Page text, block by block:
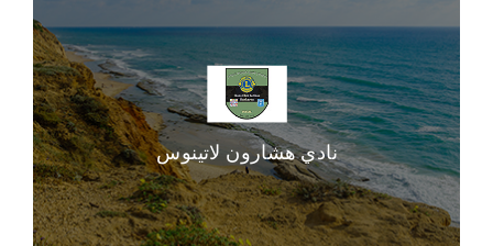
نادي هشارون لاتينوس